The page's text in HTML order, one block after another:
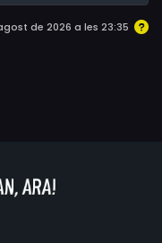
de 2026 a les 23:35